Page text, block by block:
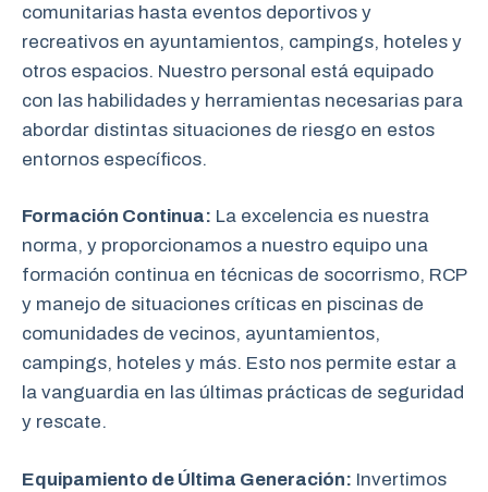
comunitarias hasta eventos deportivos y
recreativos en ayuntamientos, campings, hoteles y
otros espacios. Nuestro personal está equipado
con las habilidades y herramientas necesarias para
abordar distintas situaciones de riesgo en estos
entornos específicos.
Formación Continua: La excelencia es nuestra
norma, y proporcionamos a nuestro equipo una
formación continua en técnicas de socorrismo, RCP
y manejo de situaciones críticas en piscinas de
comunidades de vecinos, ayuntamientos,
campings, hoteles y más. Esto nos permite estar a
la vanguardia en las últimas prácticas de seguridad
y rescate.
Equipamiento de Última Generación: Invertimos